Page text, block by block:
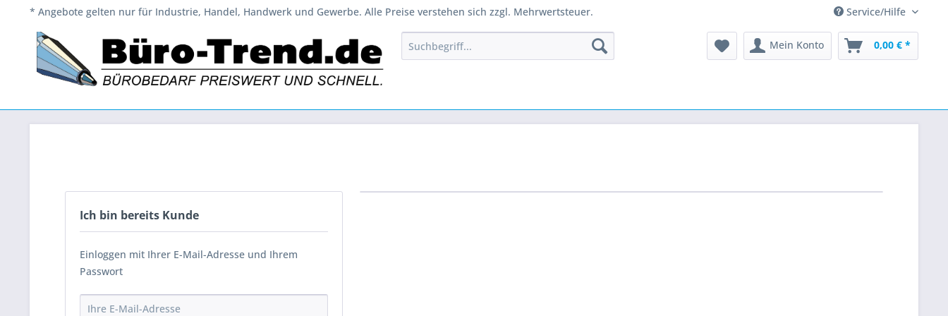
* Angebote gelten nur für Industrie, Handel, Handwerk und Gewerbe. Alle Preise verstehen sich zzgl. Mehrwertsteuer. Service/Hilfe
Mein Konto 0,00 € *
Ich bin bereits Kunde
Einloggen mit Ihrer E-Mail-Adresse und Ihrem
Passwort